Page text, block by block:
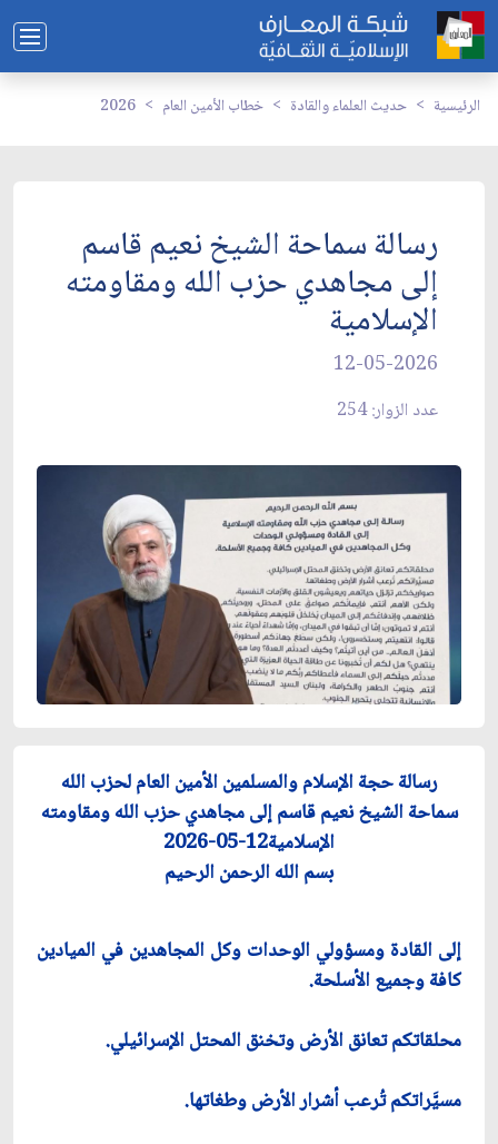
الرئيسية حديث العلماء والقادة خطاب الأمين العام 2026
رسالة سماحة الشيخ نعيم قاسم
إلى مجاهدي حزب الله ومقاومته
الإسلامية
12-05-2026
عدد الزوار: 254
رسالة حجة الإسلام والمسلمين الأمين العام لحزب الله
سماحة الشيخ نعيم قاسم إلى مجاهدي حزب الله ومقاومته
الإسلامية12-05-2026
بسم الله الرحمن الرحيم
إلى القادة ومسؤولي الوحدات وكل المجاهدين في الميادين
كافة وجميع الأسلحة.
محلقاتكم تعانق الأرض وتخنق المحتل الإسرائيلي.
مسيَّراتكم تُرعب أشرار الأرض وطغاتها.